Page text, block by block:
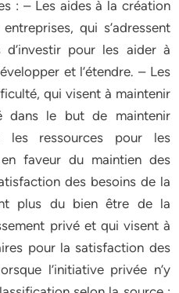
: – Les aides à la création
qui s’adressent
d’investir pour les aider à
et l’étendre. – Les
qui visent à maintenir
dans le but de maintenir
les ressources pour les
faveur du maintien des
des besoins de la
plus du bien être de la
privé et qui visent à
pour la satisfaction des
l’initiative privée n’y